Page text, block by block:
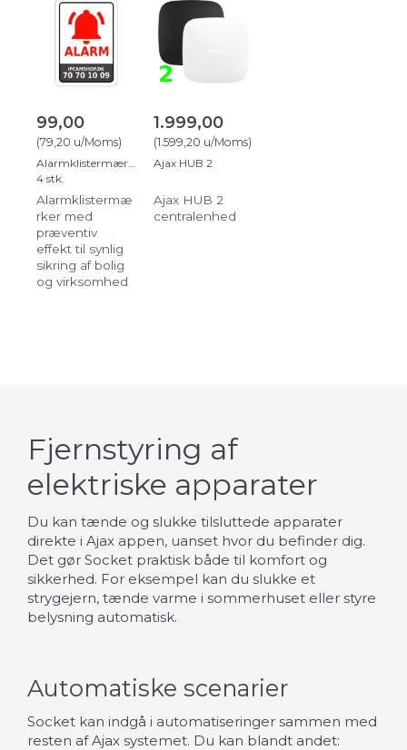
99,00
(79,20 u/Moms)
Alarmklistermærker
4 stk.
Alarmklistermæ
rker med
præventiv
effekt til synlig
sikring af bolig
og virksomhed
1.999,00
(1.599,20 u/Moms)
Ajax HUB 2
Ajax HUB 2
centralenhed
Fjernstyring af
elektriske apparater
Du kan tænde og slukke tilsluttede apparater
direkte i Ajax appen, uanset hvor du befinder dig.
Det gør Socket praktisk både til komfort og
sikkerhed. For eksempel kan du slukke et
strygejern, tænde varme i sommerhuset eller styre
belysning automatisk.
Automatiske scenarier
Socket kan indgå i automatiseringer sammen med
resten af Ajax systemet. Du kan blandt andet: